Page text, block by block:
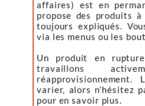
affaires) est en
propose des produits
toujours expliqués.
via les menus ou les
Un produit en
travaillons
réapprovisionnement.
varier, alors n’hésitez
pour en savoir plus.